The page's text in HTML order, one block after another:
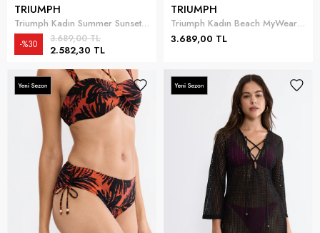
TRIUMPH
Triumph Kadın Summer Sunset N Bikini Üstü Siyah
2.582,30 TL
3.689,00 TL
%30
TRIUMPH
Triumph Kadın Beach MyWear Crochet Trousers Plaj Pantolonu Siyah
3.689,00 TL